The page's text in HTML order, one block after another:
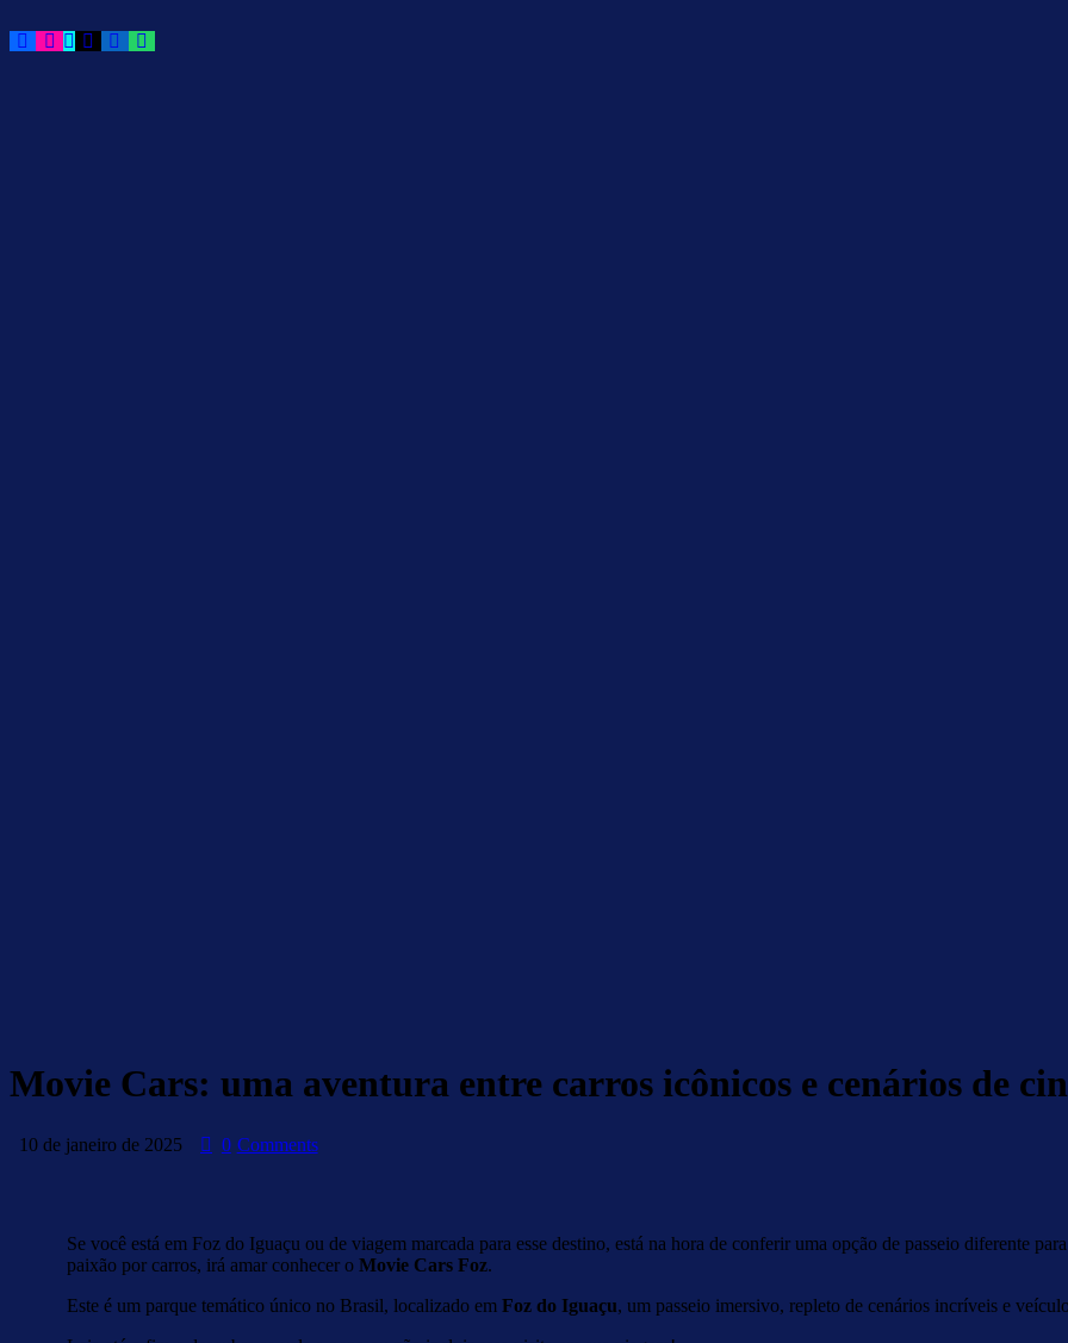
facebook-
1
instagram
tik-
tok
mail-
empty
linkedinwhatsapp
Movie Cars: uma aventura entre carros icônicos e cenários de
10 de janeiro de 2025 0 Comments
Se você está em Foz do Iguaçu ou de viagem marcada para esse destino, está na hora de conferir uma opção de passeio diferente
paixão por carros, irá amar conhecer o Movie Cars Foz.
Este é um parque temático único no Brasil, localizado em Foz do Iguaçu, um passeio imersivo, repleto de cenários incríveis e